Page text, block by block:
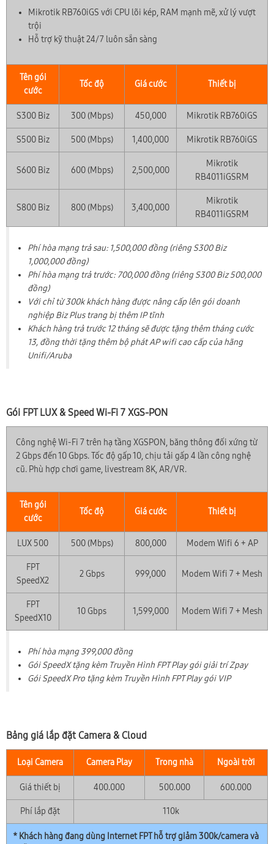
Mikrotik RB760iGS với CPU lõi kép, RAM mạnh mẽ, xử lý vượt
trội
Hỗ trợ kỹ thuật 24/7 luôn sẵn sàng
Tên gói
cước
Tốc độ Giá cước Thiết bị
S300 Biz 300 (Mbps) 450,000 Mikrotik RB760iGS
S500 Biz 500 (Mbps) 1,400,000 Mikrotik RB760iGS
S600 Biz 600 (Mbps) 2,500,000
Mikrotik
RB4011iGSRM
S800 Biz 800 (Mbps) 3,400,000
Mikrotik
RB4011iGSRM
Phí hòa mạng trả sau: 1,500,000 đồng (riêng S300 Biz
1,000,000 đồng)
Phí hòa mạng trả trước: 700,000 đồng (riêng S300 Biz 500,000
đồng)
Với chỉ từ 300k khách hàng được nâng cấp lên gói doanh
nghiệp Biz Plus trang bị thêm IP tĩnh
Khách hàng trả trước 12 tháng sẽ được tặng thêm tháng cước
13, đồng thời tặng thêm bộ phát AP wifi cao cấp của hãng
Unifi/Aruba
Gói FPT LUX & Speed Wi-Fi 7 XGS-PON
Công nghệ Wi-Fi 7 trên hạ tầng XGSPON, băng thông đối xứng từ
2 Gbps đến 10 Gbps. Tốc độ gấp 10, chịu tải gấp 4 lần công nghệ
cũ. Phù hợp chơi game, livestream 8K, AR/VR.
Tên gói
cước
Tốc độ Giá cước Thiết bị
LUX 500 500 (Mbps) 800,000 Modem Wifi 6 + AP
FPT
SpeedX2
2 Gbps 999,000 Modem Wifi 7 + Mesh
FPT
SpeedX10
10 Gbps 1,599,000 Modem Wifi 7 + Mesh
Phí hòa mạng 399,000 đồng
Gói SpeedX tặng kèm Truyền Hình FPT Play gói giải trí Zpay
Gói SpeedX Pro tặng kèm Truyền Hình FPT Play gói VIP
Bảng giá lắp đặt Camera & Cloud
Loại Camera Camera Play Trong nhà Ngoài trời
Giá thiết bị 400.000 500.000 600.000
Phí lắp đặt 110k
* Khách hàng đang dùng Internet FPT hỗ trợ giảm 300k/camera và